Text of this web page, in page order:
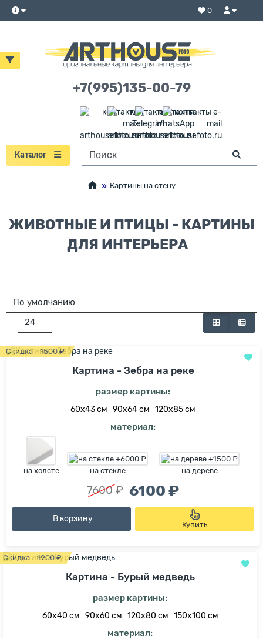
0
+7(995)135-00-79
Каталог
Картины на стену
ЖИВОТНЫЕ И ПТИЦЫ - КАРТИНЫ
ДЛЯ ИНТЕРЬЕРА
Скидка - 1500 ₽
Картина - Зебра на реке
размер картины:
60х43 см 90х64 см 120х85 см
материал:
на холсте на стекле на дереве
7600 ₽ 6100 ₽
В корзину
Купить
Скидка - 1900 ₽
Картина - Бурый медведь
размер картины:
60х40 см 90х60 см 120х80 см 150х100 см
материал: